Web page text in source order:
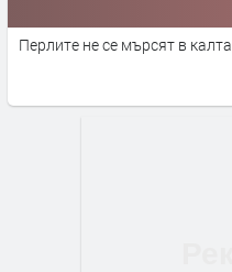
Перлите не се мърсят в калта.